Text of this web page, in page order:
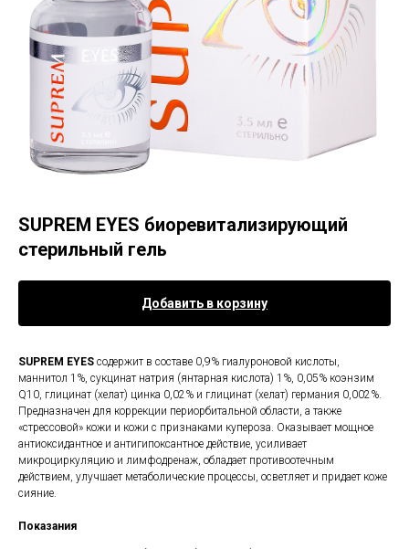
SUPREM EYES биоревитализирующий
стерильный гель
Добавить в корзину
SUPREM EYES содержит в составе 0,9% гиалуроновой кислоты,
маннитол 1%, сукцинат натрия (янтарная кислота) 1%, 0,05% коэнзим
Q10, глицинат (хелат) цинка 0,02% и глицинат (хелат) германия 0,002%.
Предназначен для коррекции периорбитальной области, а также
«стрессовой» кожи и кожи с признаками купероза. Оказывает мощное
антиоксидантное и антигипоксантное действие, усиливает
микроциркуляцию и лимфодренаж, обладает противоотечным
действием, улучшает метаболические процессы, осветляет и придает коже
сияние.
Показания